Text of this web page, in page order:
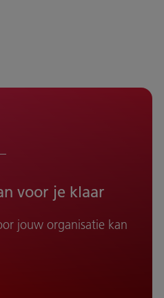
voor je klaar
jouw organisatie kan